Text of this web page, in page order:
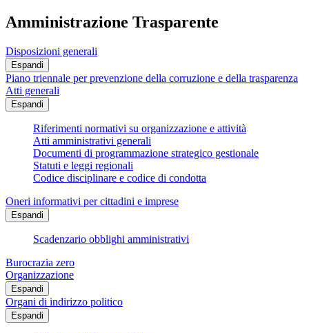
Amministrazione Trasparente
Disposizioni generali
Espandi
Piano triennale per prevenzione della corruzione e della trasparenza
Atti generali
Espandi
Riferimenti normativi su organizzazione e attività
Atti amministrativi generali
Documenti di programmazione strategico gestionale
Statuti e leggi regionali
Codice disciplinare e codice di condotta
Oneri informativi per cittadini e imprese
Espandi
Scadenzario obblighi amministrativi
Burocrazia zero
Organizzazione
Espandi
Organi di indirizzo politico
Espandi